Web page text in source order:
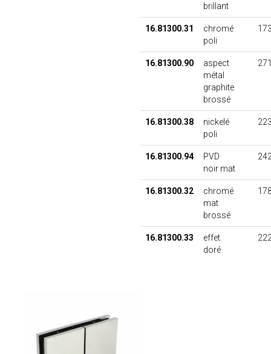
brillant
16.81300.31
chromé
poli
16.81300.90
aspect
métal
graphite
brossé
16.81300.38
nickelé
poli
16.81300.94
PVD
noir mat
16.81300.32
chromé
mat
brossé
16.81300.33
effet
doré